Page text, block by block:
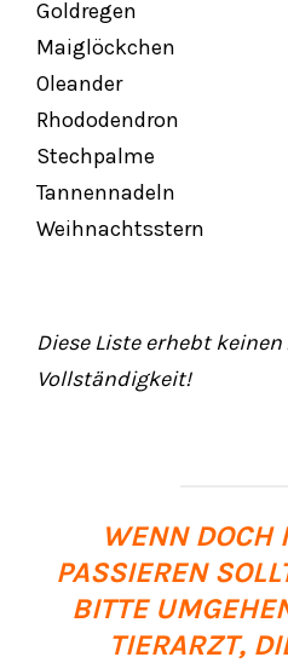
Goldregen
Maiglöckchen
Oleander
Rhododendron
Stechpalme
Tannennadeln
Weihnachtsstern
Diese Liste erhebt
Vollständigkeit!
WENN DOCH
PASSIEREN
BITTE
TIERARZT,